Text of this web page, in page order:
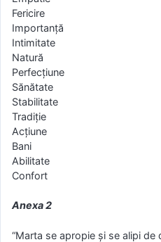
Fericire
Importanță
Intimitate
Natură
Perfecțiune
Sănătate
Stabilitate
Tradiție
Acțiune
Bani
Abilitate
Confort
Anexa 2
“Marta se apropie și se alipi de